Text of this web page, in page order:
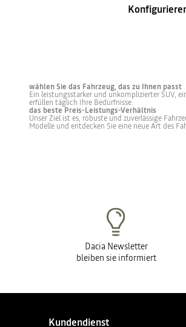
wählen Sie das Fahrzeug, das zu Ihnen passt
Ein leistungsstarker und unkomplizierter SUV,
erfüllen täglich Ihre Bedürfnisse.
das beste Preis-Leistungs-Verhältnis
Unser Ziel ist es, robuste und zuverlässige
Modelle und entdecken Sie eine neue Art des
Dacia Newsletter
bleiben sie informiert
Kundendienst